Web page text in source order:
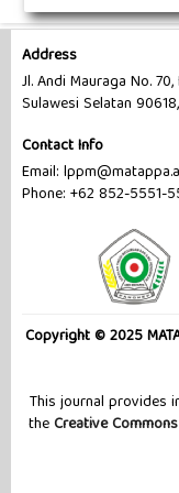
Address
Jl. Andi Mauraga No.
Sulawesi Selatan
Contact Info
Email:
Phone: +62 852-5551-
Copyright © 2025
This journal provides
theCreative